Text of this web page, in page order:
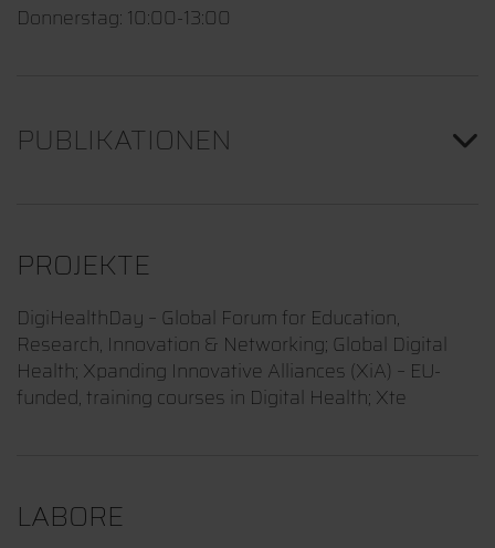
Donnerstag: 10:00-13:00
PUBLIKATIONEN
PROJEKTE
DigiHealthDay – Global Forum for Education,
Research, Innovation & Networking; Global Digital
Health; Xpanding Innovative Alliances (XiA) – EU-
funded, training courses in Digital Health; Xte
LABORE